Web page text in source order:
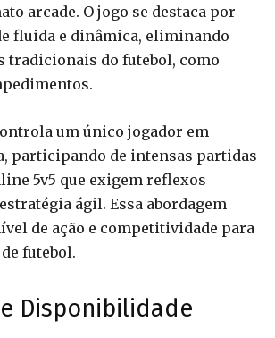
arcade. O jogo se destaca por
fluida e dinâmica, eliminando
tradicionais do futebol, como
um único jogador em
participando de intensas partidas
5v5 que exigem reflexos
ágil. Essa abordagem
de ação e competitividade para
futebol.
Disponibilidade